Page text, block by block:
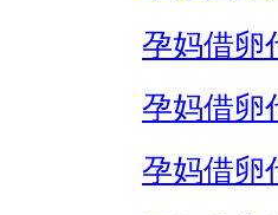
孕妈借卵
孕妈借卵
孕妈借卵